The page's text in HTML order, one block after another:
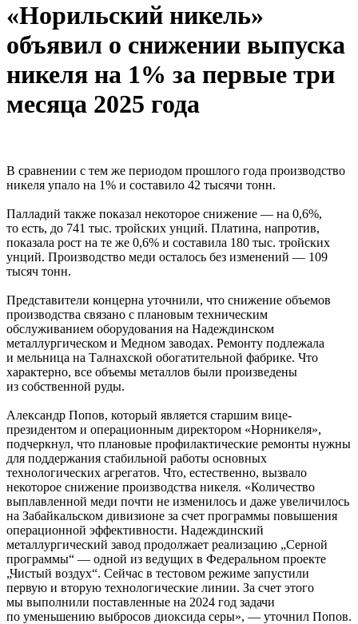
«Норильский никель»
объявил о снижении выпуска
никеля на 1% за первые три
месяца 2025 года
В сравнении с тем же периодом прошлого года производство
никеля упало на 1% и составило 42 тысячи тонн.
Палладий также показал некоторое снижение — на 0,6%,
то есть, до 741 тыс. тройских унций. Платина, напротив,
показала рост на те же 0,6% и составила 180 тыс. тройских
унций. Производство меди осталось без изменений — 109
тысяч тонн.
Представители концерна уточнили, что снижение объемов
производства связано с плановым техническим
обслуживанием оборудования на Надеждинском
металлургическом и Медном заводах. Ремонту подлежала
и мельница на Талнахской обогатительной фабрике. Что
характерно, все объемы металлов были произведены
из собственной руды.
Александр Попов, который является старшим вице-
президентом и операционным директором «Норникеля»,
подчеркнул, что плановые профилактические ремонты нужны
для поддержания стабильной работы основных
технологических агрегатов. Что, естественно, вызвало
некоторое снижение производства никеля. «Количество
выплавленной меди почти не изменилось и даже увеличилось
на Забайкальском дивизионе за счет программы повышения
операционной эффективности. Надеждинский
металлургический завод продолжает реализацию „Серной
программы“ — одной из ведущих в Федеральном проекте
„Чистый воздух“. Сейчас в тестовом режиме запустили
первую и вторую технологические линии. За счет этого
мы выполнили поставленные на 2024 год задачи
по уменьшению выбросов диоксида серы», — уточнил Попов.